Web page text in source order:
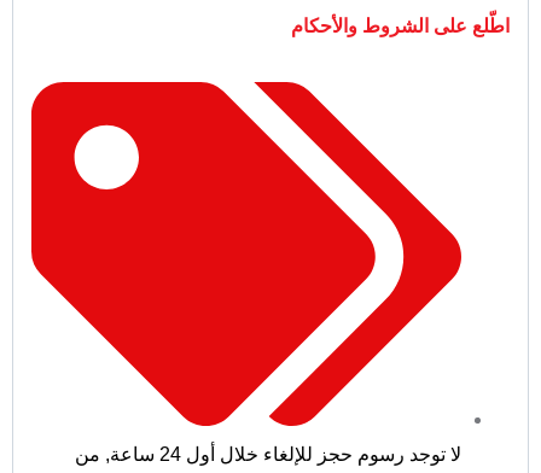
اطّلع على الشروط والأحكام
لا توجد رسوم حجز للإلغاء خلال أول 24 ساعة , من